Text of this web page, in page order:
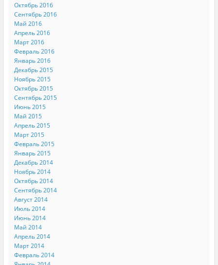
Октябрь 2016
Сентябрь 2016
Май 2016
Апрель 2016
Март 2016
Февраль 2016
Январь 2016
Декабрь 2015
Ноябрь 2015
Октябрь 2015
Сентябрь 2015
Июнь 2015
Май 2015
Апрель 2015
Март 2015
Февраль 2015
Январь 2015
Декабрь 2014
Ноябрь 2014
Октябрь 2014
Сентябрь 2014
Август 2014
Июль 2014
Июнь 2014
Май 2014
Апрель 2014
Март 2014
Февраль 2014